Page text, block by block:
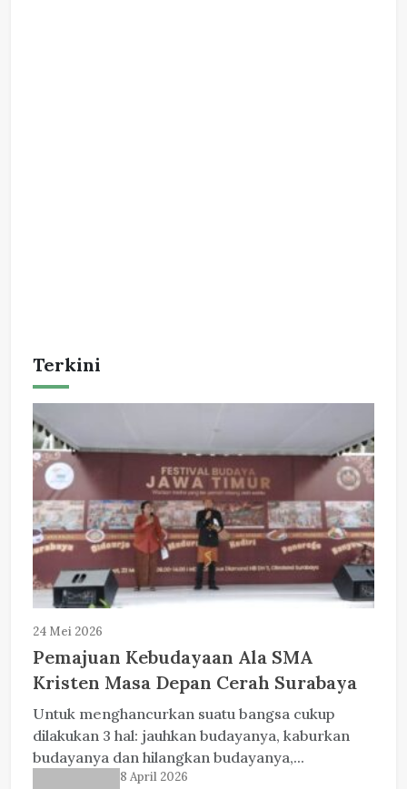
Terkini
24 Mei 2026
Pemajuan Kebudayaan Ala SMA
Kristen Masa Depan Cerah Surabaya
Untuk menghancurkan suatu bangsa cukup
dilakukan 3 hal: jauhkan budayanya, kaburkan
budayanya dan hilangkan budayanya,...
8 April 2026